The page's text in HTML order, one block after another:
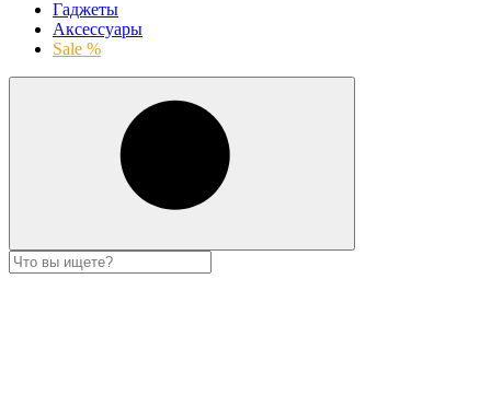
Гаджеты
Аксессуары
Sale %